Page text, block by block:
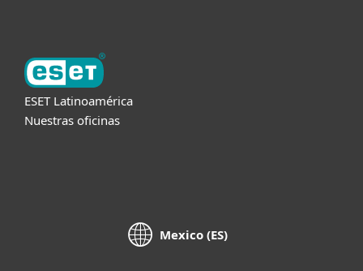
ESET Latinoamérica
Nuestras oficinas
Mexico (ES)